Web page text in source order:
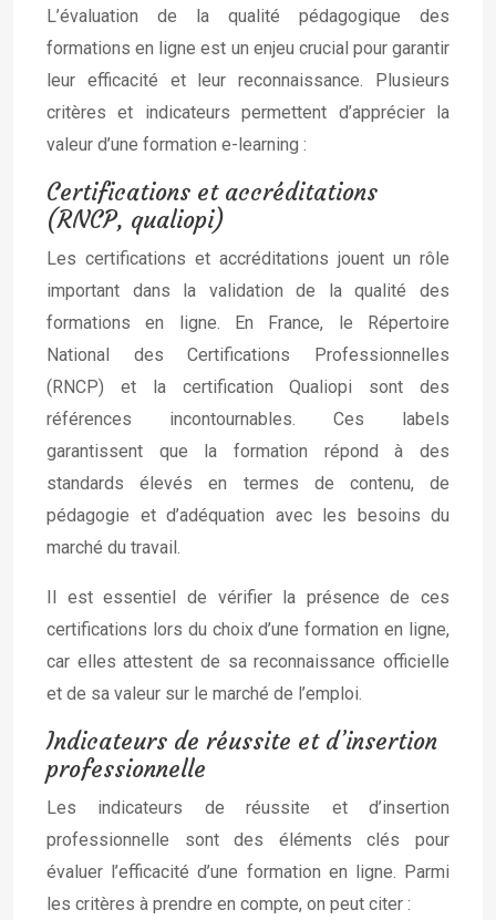
L’évaluation de la qualité pédagogique des
formations en ligne est un enjeu crucial pour garantir
leur efficacité et leur reconnaissance. Plusieurs
critères et indicateurs permettent d’apprécier la
valeur d’une formation e-learning :
Certifications et accréditations
(RNCP, qualiopi)
Les certifications et accréditations jouent un rôle
important dans la validation de la qualité des
formations en ligne. En France, le Répertoire
National des Certifications Professionnelles
(RNCP) et la certification Qualiopi sont des
références incontournables. Ces labels
garantissent que la formation répond à des
standards élevés en termes de contenu, de
pédagogie et d’adéquation avec les besoins du
marché du travail.
Il est essentiel de vérifier la présence de ces
certifications lors du choix d’une formation en ligne,
car elles attestent de sa reconnaissance officielle
et de sa valeur sur le marché de l’emploi.
Indicateurs de réussite et d’insertion
professionnelle
Les indicateurs de réussite et d’insertion
professionnelle sont des éléments clés pour
évaluer l’efficacité d’une formation en ligne. Parmi
les critères à prendre en compte, on peut citer :